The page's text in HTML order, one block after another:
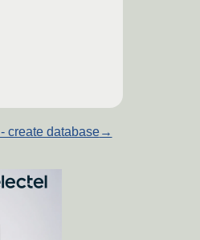
create database→